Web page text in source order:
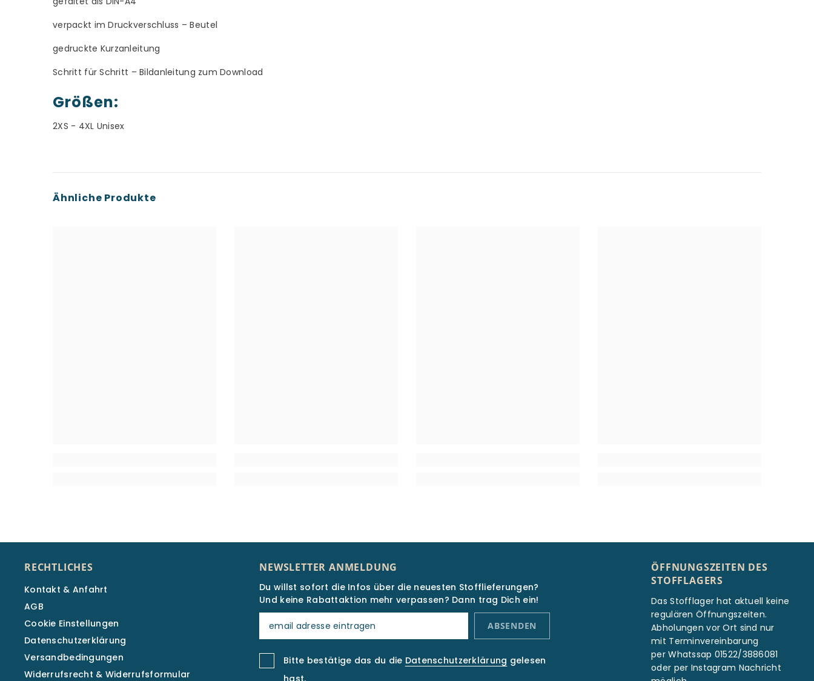
verpackt im Druckverschluss – Beutel
gedruckte Kurzanleitung
Schritt für Schritt – Bildanleitung zum Download
Größen:
2XS - 4XL Unisex
Ähnliche Produkte
RECHTLICHES
Kontakt & Anfahrt
AGB
Cookie Einstellungen
Datenschutzerklärung
Versandbedingungen
Widerrufsrecht & Widerrufsformular
NEWSLETTER ANMELDUNG
Du willst sofort die Infos über die neuesten Stofflieferungen?
Und keine Rabattaktion mehr verpassen? Dann trag Dich ein!
ABSENDEN
Bitte bestätige das du die Datenschutzerklärung gelesen
hast.
ÖFFNUNGSZEITEN DES
STOFFLAGERS
Das Stofflager hat aktuell keine
regulären Öffnungszeiten.
Abholungen vor Ort sind nur
mit Terminvereinbarung
per Whatssap 01522/3886081
oder per Instagram Nachricht